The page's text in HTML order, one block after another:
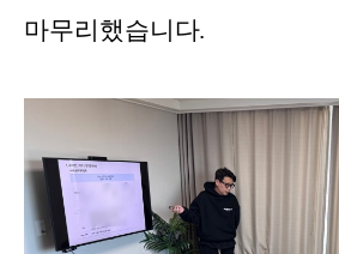
마무리했습니다.